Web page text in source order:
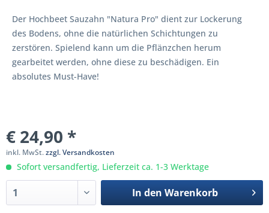
Der Hochbeet Sauzahn "Natura Pro" dient zur Lockerung
des Bodens, ohne die natürlichen Schichtungen zu
zerstören. Spielend kann um die Pflänzchen herum
gearbeitet werden, ohne diese zu beschädigen. Ein
absolutes Must-Have!
€ 24,90 *
inkl. MwSt.zzgl. Versandkosten
Sofort versandfertig, Lieferzeit ca. 1-3 Werktage
In den Warenkorb